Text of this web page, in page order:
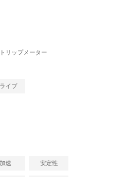
リップメーター
イブ
加速 安定性